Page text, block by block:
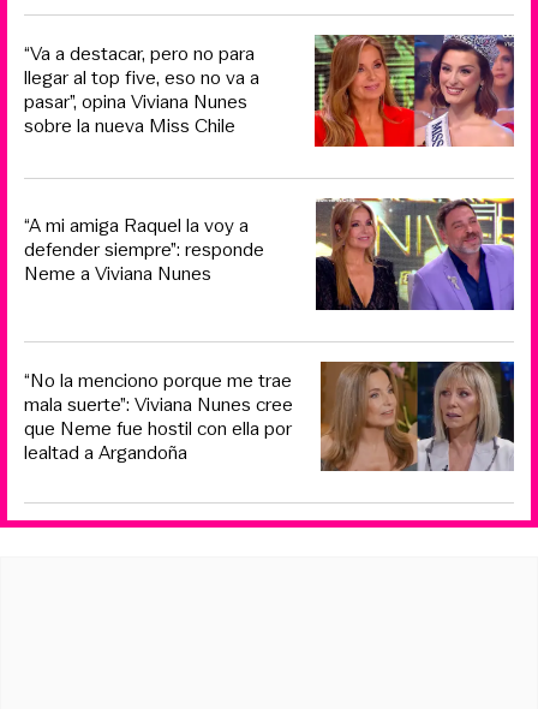
“Va a destacar, pero no para
llegar al top five, eso no va a
pasar”, opina Viviana Nunes
sobre la nueva Miss Chile
“A mi amiga Raquel la voy a
defender siempre”: responde
Neme a Viviana Nunes
“No la menciono porque me trae
mala suerte”: Viviana Nunes cree
que Neme fue hostil con ella por
lealtad a Argandoña